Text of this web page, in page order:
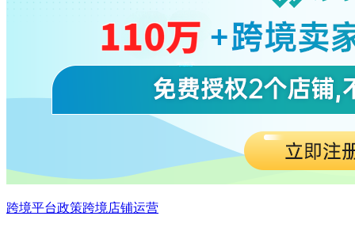
跨境平台政策跨境店铺运营